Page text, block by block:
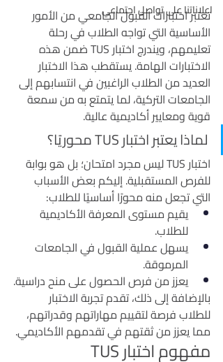
اعلاناتنا على تواصل اجتماعي
تعتبر اختبارات القبول الجامعي من الأمور
الأساسية التي تواجه الطلاب في رحلة
تعليمهم، ويندرج اختبار TUS ضمن هذه
الاختبارات الهامة. يستقطب هذا الاختبار
العديد من الطلاب الراغبين في انتسابهم إلى
الجامعات التركية، لما يتمتع به من سمعة
قوية ومعايير أكاديمية عالية.
لماذا يعتبر اختبار TUS محوريًا؟
اختبار TUS ليس مجرد امتحان؛ بل هو بوابة
للفرص المستقبلية. إليكم بعض الأسباب
التي تجعل منه محورًا أساسيًا للطلاب:
يقيم مستوى المعرفة الأكاديمية
للطلاب.
يسهل عملية القبول في الجامعات
المرموقة.
يعزز من فرص الحصول على منح دراسية.
بالإضافة إلى ذلك، تقدم تجربة الاختبار
للطلاب فرصة لتقييم مهاراتهم وقدراتهم،
مما يعزز من ثقتهم في تقدمهم الأكاديمي.
مفهوم اختبار TUS